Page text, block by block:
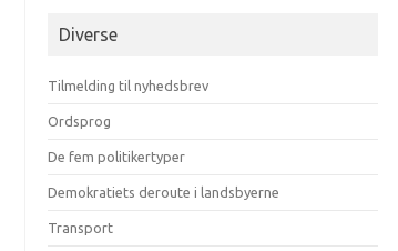
måneder
Diverse
Tilmelding til nyhedsbrev
Ordsprog
De fem politikertyper
Demokratiets deroute i landsbyerne
Transport